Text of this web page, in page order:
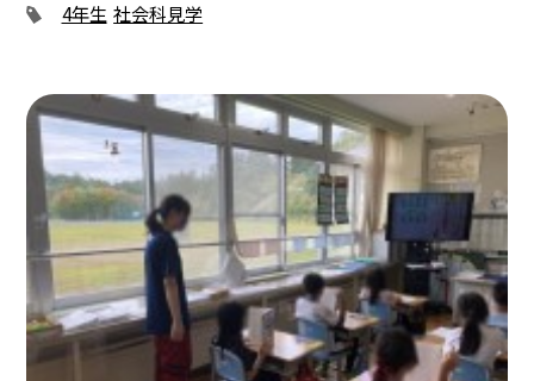
4年生 社会科見学